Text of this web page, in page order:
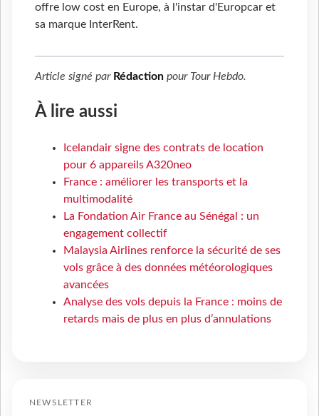
offre low cost en Europe, à l'instar d'Europcar et
sa marque InterRent.
Article signé par Rédaction pour Tour Hebdo.
À lire aussi
Icelandair signe des contrats de location
pour 6 appareils A320neo
France : améliorer les transports et la
multimodalité
La Fondation Air France au Sénégal : un
engagement collectif
Malaysia Airlines renforce la sécurité de ses
vols grâce à des données météorologiques
avancées
Analyse des vols depuis la France : moins de
retards mais de plus en plus d’annulations
NEWSLETTER